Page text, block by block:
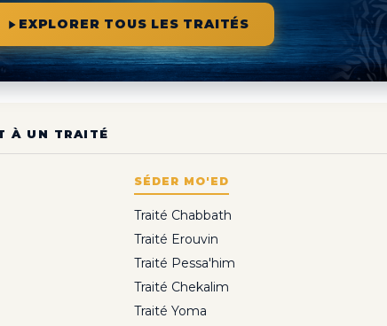
EXPLORER TOUS LES TRAITÉS
À UN TRAITÉ
SÉDER MO'ED
Traité Chabbath
Traité Erouvin
Traité Pessa'him
Traité Chekalim
Traité Yoma